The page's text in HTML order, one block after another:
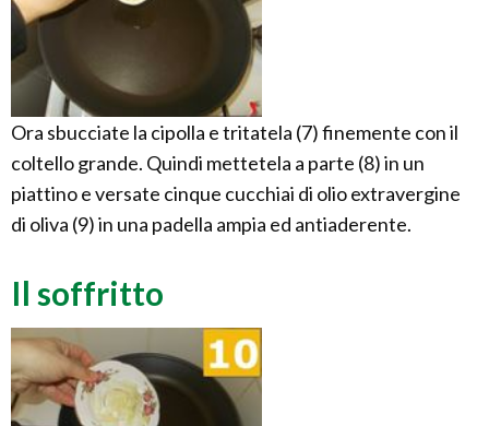
Ora sbucciate la cipolla e tritatela (7) finemente con il
coltello grande. Quindi mettetela a parte (8) in un
piattino e versate cinque cucchiai di olio extravergine
di oliva (9) in una padella ampia ed antiaderente.
Il soffritto